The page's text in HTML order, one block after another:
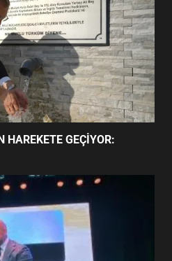
BELEDİYESPOR’DA
NASIL
SU MİRASI İÇİN
GEÇİYOR: GÖZLER
TÜRK BAHARATI
ETTİ?
GEÇİYOR: